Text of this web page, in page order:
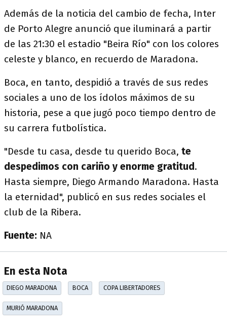
Además de la noticia del cambio de fecha, Inter
de Porto Alegre anunció que iluminará a partir
de las 21:30 el estadio "Beira Río" con los colores
celeste y blanco, en recuerdo de Maradona.
Boca, en tanto, despidió a través de sus redes
sociales a uno de los ídolos máximos de su
historia, pese a que jugó poco tiempo dentro de
su carrera futbolística.
"Desde tu casa, desde tu querido Boca, te
despedimos con cariño y enorme gratitud.
Hasta siempre, Diego Armando Maradona. Hasta
la eternidad", publicó en sus redes sociales el
club de la Ribera.
Fuente: NA
En esta Nota
DIEGO MARADONA BOCA COPA LIBERTADORES
MURIÓ MARADONA